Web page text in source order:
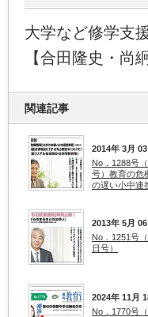
大学など修学支
【合田隆史・尚
関連記事
2014年 3月 03
No．1288号
号）教育の危
の遅い小中連
2013年 5月 06
No．1251号
日号）
2024年 11月
No．1770号